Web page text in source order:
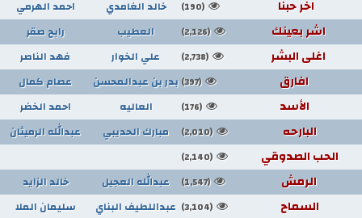
اخر حبنا (190) خالد الغامدي احمد الهرمي
اشر بعينك (2,126) العطيب رابح صقر
اغلى البشر (2,738) علي الخوار فهد الناصر
افارق (397) بدر بن عبدالمحسن عصام كمال
الأسد (176) العاليه احمد الخضر
البارحه (2,010) مبارك الحديبي عبدالله الرميثان
الحب الصدوقي (2,140)
الرمش (1,547) عبدالله العجيل خالد الزايد
السماح (3,104) عبداللطيف البناي سليمان الملا